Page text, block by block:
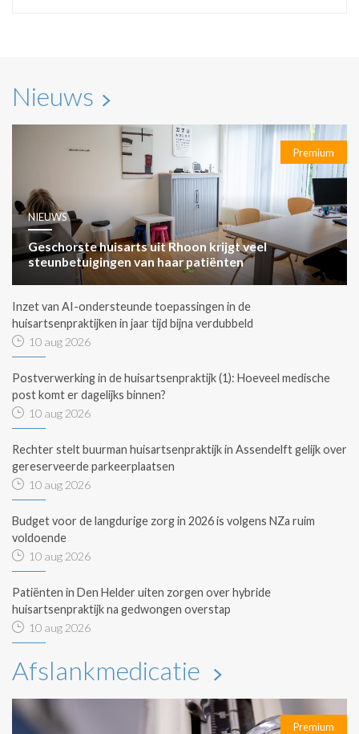
Nieuws
Premium
NIEUWS
Geschorste huisarts uit Rhoon krijgt veel
steunbetuigingen van haar patiënten
Inzet van AI-ondersteunde toepassingen in de
huisartsenpraktijken in jaar tijd bijna verdubbeld
10 aug 2026
Postverwerking in de huisartsenpraktijk (1): Hoeveel medische
post komt er dagelijks binnen?
10 aug 2026
Rechter stelt buurman huisartsenpraktijk in Assendelft gelijk over
gereserveerde parkeerplaatsen
10 aug 2026
Budget voor de langdurige zorg in 2026 is volgens NZa ruim
voldoende
10 aug 2026
Patiënten in Den Helder uiten zorgen over hybride
huisartsenpraktijk na gedwongen overstap
10 aug 2026
Afslankmedicatie
Premium